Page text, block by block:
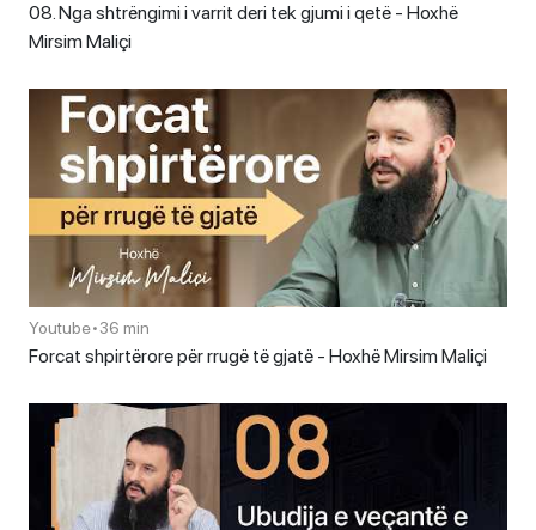
08. Nga shtrëngimi i varrit deri tek gjumi i qetë - Hoxhë
Mirsim Maliçi
Youtube•36 min
Forcat shpirtërore për rrugë të gjatë - Hoxhë Mirsim Maliçi